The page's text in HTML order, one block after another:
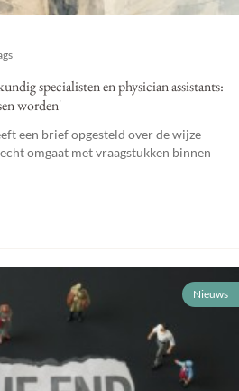
specialisten en physician assistants:
worden'
een brief opgesteld over de wijze
omgaat met vraagstukken binnen
Nieuws